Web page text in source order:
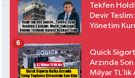
Tekfen
Devir
Yönetim
Quick
Arzında
Milyar TL’lik
6